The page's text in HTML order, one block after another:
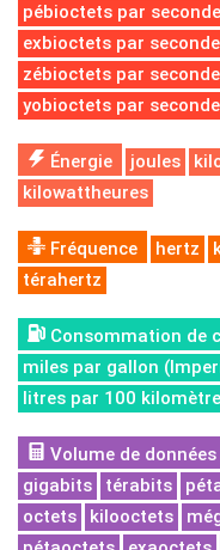
pébioctets par
exbioctets par
zébioctets par
yobioctets par
Énergie joules
kilowattheures
Fréquence hertz
térahertz
Consommation de
miles par gallon
litres par 100
Volume de données
gigabits
térabits
octets
kilooctets